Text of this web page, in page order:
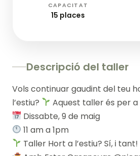
CAPACITAT
15 places
Descripció del taller
Vols continuar gaudint del teu
l’estiu?
Aquest taller és per a
Dissabte, 9 de maig
11 am a 1pm
Taller Hort a l’estiu? Sí, i tant!